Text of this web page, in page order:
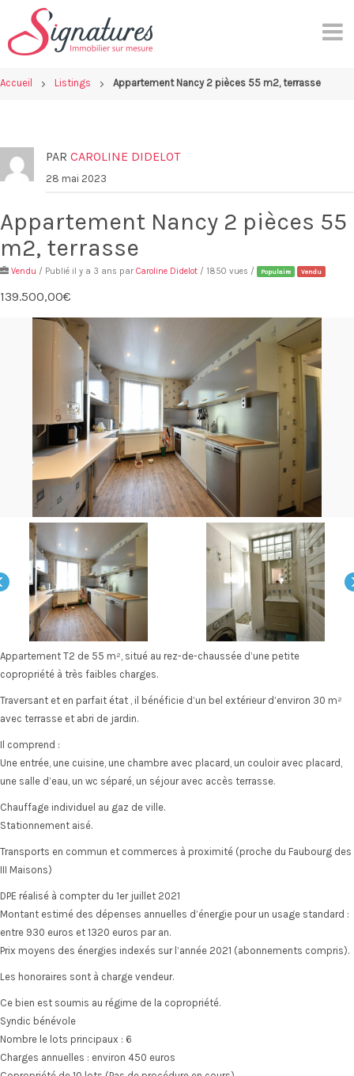
content
Accueil Listings Appartement Nancy 2 pièces 55 m2, terrasse
PAR CAROLINE DIDELOT
28 mai 2023
Appartement Nancy 2 pièces 55
m2, terrasse
Vendu / Publié il y a 3 ans par Caroline Didelot / 1850 vues / Populaire Vendu
139.500,00€
Appartement T2 de 55 m², situé au rez-de-chaussée d’une petite
copropriété à très faibles charges.
Traversant et en parfait état , il bénéficie d’un bel extérieur d’environ 30 m²
avec terrasse et abri de jardin.
Il comprend :
Une entrée, une cuisine, une chambre avec placard, un couloir avec placard,
une salle d’eau, un wc séparé, un séjour avec accès terrasse.
Chauffage individuel au gaz de ville.
Stationnement aisé.
Transports en commun et commerces à proximité (proche du Faubourg des
III Maisons)
DPE réalisé à compter du 1er juillet 2021
Montant estimé des dépenses annuelles d’énergie pour un usage standard :
entre 930 euros et 1320 euros par an.
Prix moyens des énergies indexés sur l’année 2021 (abonnements compris).
Les honoraires sont à charge vendeur.
Ce bien est soumis au régime de la copropriété.
Syndic bénévole
Nombre le lots principaux : 6
Charges annuelles : environ 450 euros